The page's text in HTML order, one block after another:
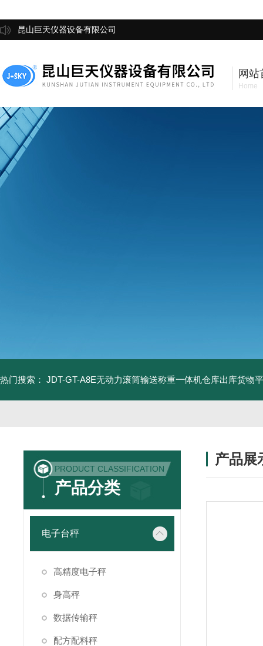
昆山巨天仪器设备有限公司
网站
Home
热门搜索： JDT-GT-A8E无动力滚筒输送称重一体机仓库出库货物
PRODUCT CLASSIFICATION
产品分类
电子台秤
高精度电子秤
身高秤
数据传输秤
配方配料秤
产品展